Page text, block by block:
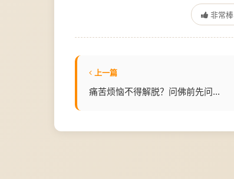
非常棒
上一篇
痛苦烦恼不得解脱？问佛前先问...